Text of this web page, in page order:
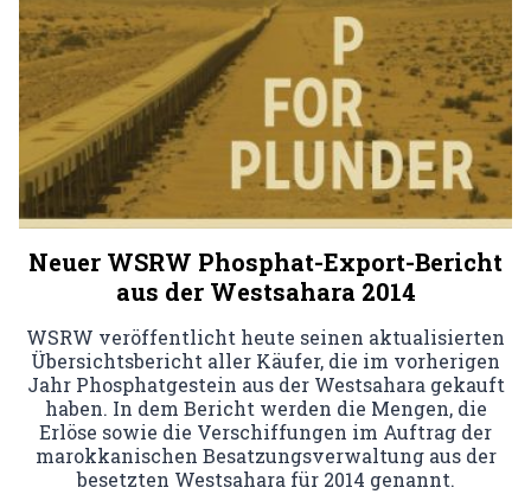
Neuer WSRW Phosphat-Export-Bericht
aus der Westsahara 2014
WSRW veröffentlicht heute seinen aktualisierten
Übersichtsbericht aller Käufer, die im vorherigen
Jahr Phosphatgestein aus der Westsahara gekauft
haben. In dem Bericht werden die Mengen, die
Erlöse sowie die Verschiffungen im Auftrag der
marokkanischen Besatzungsverwaltung aus der
besetzten Westsahara für 2014 genannt.